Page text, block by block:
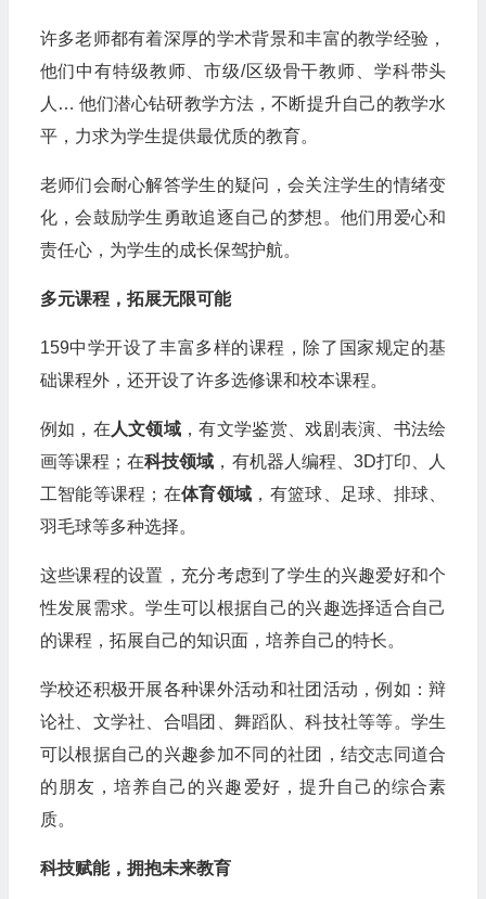
许多老师都有着深厚的学术背景和丰富的教学经验，
他们中有特级教师、市级/区级骨干教师、学科带头
人… 他们潜心钻研教学方法，不断提升自己的教学水
平，力求为学生提供最优质的教育。
老师们会耐心解答学生的疑问，会关注学生的情绪变
化，会鼓励学生勇敢追逐自己的梦想。他们用爱心和
责任心，为学生的成长保驾护航。
多元课程，拓展无限可能
159中学开设了丰富多样的课程，除了国家规定的基
础课程外，还开设了许多选修课和校本课程。
例如，在 人文领域 ，有文学鉴赏、戏剧表演、书法绘
画等课程；在科技领域 ，有机器人编程、3D打印、人
工智能等课程；在体育领域 ，有篮球、足球、排球、
羽毛球等多种选择。
这些课程的设置，充分考虑到了学生的兴趣爱好和个
性发展需求。学生可以根据自己的兴趣选择适合自己
的课程，拓展自己的知识面，培养自己的特长。
学校还积极开展各种课外活动和社团活动，例如：辩
论社、文学社、合唱团、舞蹈队、科技社等等。学生
可以根据自己的兴趣参加不同的社团，结交志同道合
的朋友，培养自己的兴趣爱好，提升自己的综合素
质。
科技赋能，拥抱未来教育